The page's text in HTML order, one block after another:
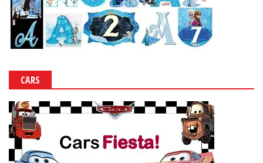
CARS